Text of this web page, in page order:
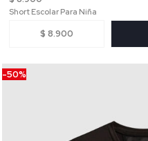
Short Escolar Para Niña
$ 8.900
-50%